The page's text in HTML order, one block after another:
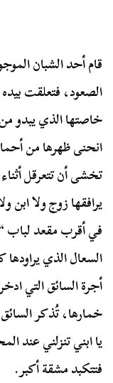
قام أحد الشبان
الصعود، فتعلقت
خاصتها الذي يبدو
انحنى ظهرها من
تخشى أن تتعرقل
يرافقها زوج ولا
في أقرب مقعد لباب
السعال الذي
أجرة السائق التي
خمارها، تُذكر
يا ابني تنزلني عند
فتتكبد مشقة أكبر.